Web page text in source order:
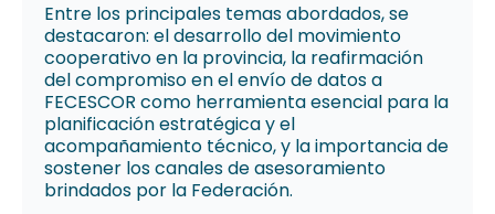
Entre los principales temas abordados, se
destacaron: el desarrollo del movimiento
cooperativo en la provincia, la reafirmación
del compromiso en el envío de datos a
FECESCOR como herramienta esencial para la
planificación estratégica y el
acompañamiento técnico, y la importancia de
sostener los canales de asesoramiento
brindados por la Federación.